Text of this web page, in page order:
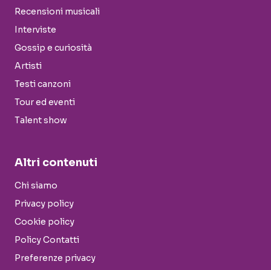
Recensioni musicali
Interviste
Gossip e curiosità
Artisti
Testi canzoni
Tour ed eventi
Talent show
Altri contenuti
Chi siamo
Privacy policy
Cookie policy
Policy Contatti
Preferenze privacy